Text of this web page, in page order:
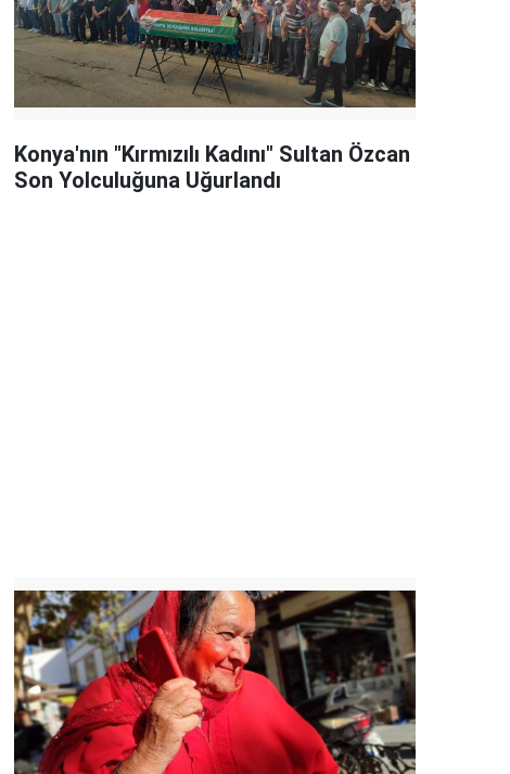
Konya'nın "Kırmızılı Kadını" Sultan Özcan
Son Yolculuğuna Uğurlandı